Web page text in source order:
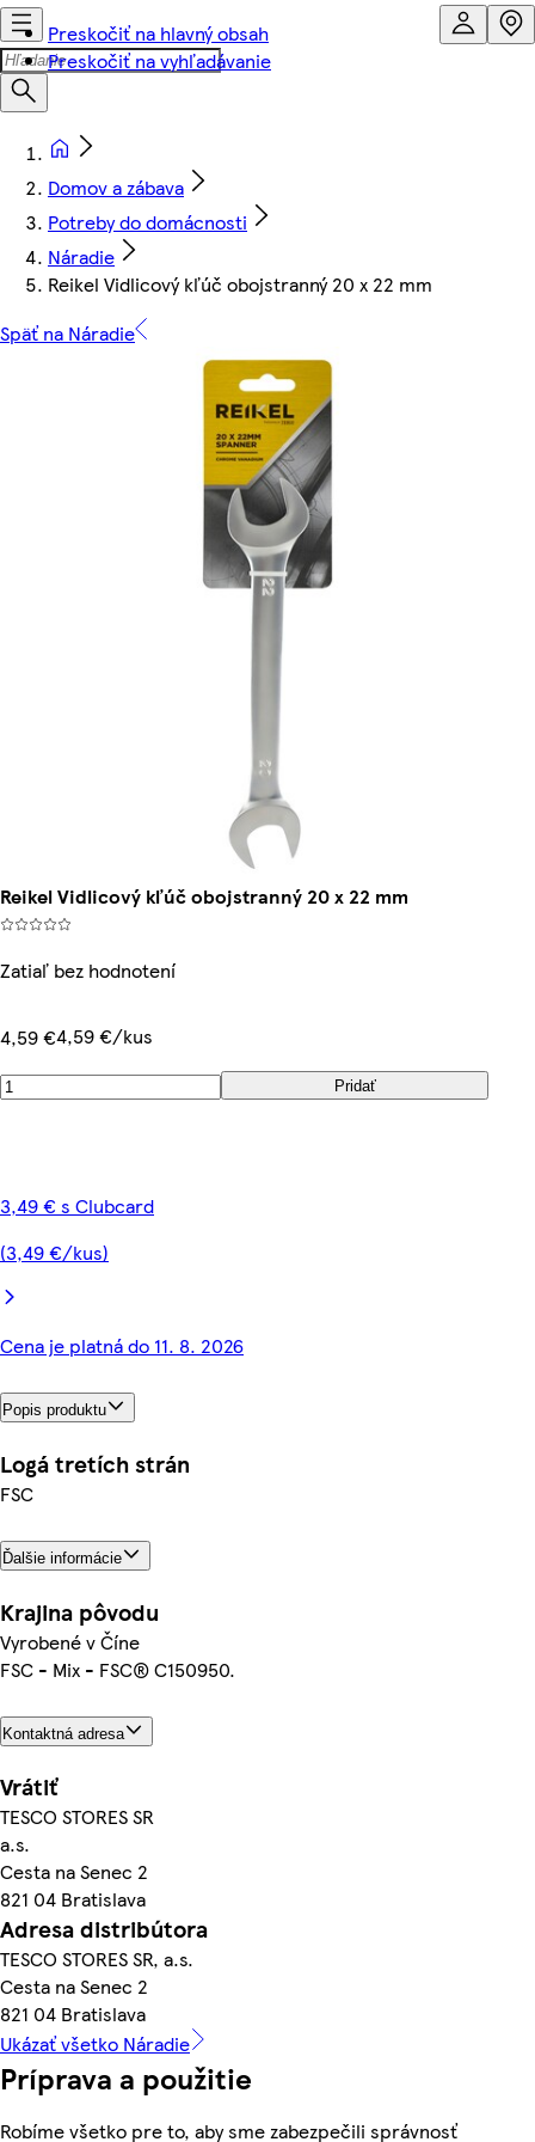
Preskočiť na hlavný obsah
Preskočiť na vyhľadávanie
Domov a zábava
Potreby do domácnosti
Náradie
Reikel Vidlicový kľúč obojstranný 20 x 22 mm
Späť na Náradie
Reikel Vidlicový kľúč obojstranný 20 x 22 mm
Zatiaľ bez hodnotení
4,59 €4,59 €/kus
Pridať
3,49 € s Clubcard
(3,49 €/kus)
Cena je platná do 11. 8. 2026
Popis produktu
Logá tretích strán
FSC
Ďalšie informácie
Krajina pôvodu
Vyrobené v Číne
FSC - Mix - FSC® C150950.
Kontaktná adresa
Vrátiť
TESCO STORES SR
a.s.
Cesta na Senec 2
821 04 Bratislava
Adresa distribútora
TESCO STORES SR, a.s.
Cesta na Senec 2
821 04 Bratislava
Ukázať všetko Náradie
Príprava a použitie
Robíme všetko pre to, aby sme zabezpečili správnosť